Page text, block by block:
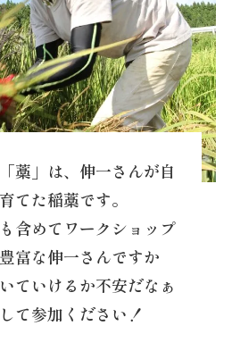
藁」は、伸一さんが自
てた稲藁です。
含めてワークショップ
富な伸一さんですか
ていけるか不安だなぁ
て参加ください！